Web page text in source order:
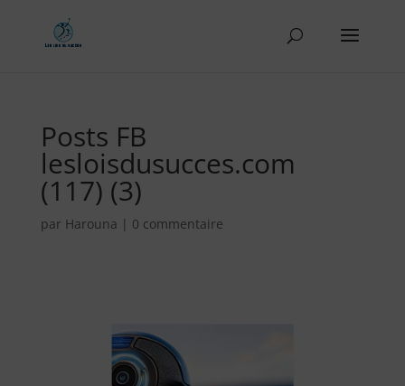
Posts FB
lesloisdusucces.com
(117) (3)
par Harouna | 0 commentaire